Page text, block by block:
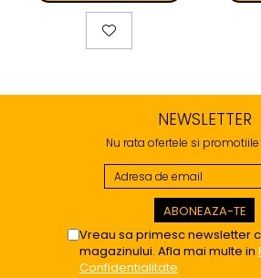
NEWSLETTER
Nu rata ofertele si
Vreau sa primesc newsletter
magazinului. Afla mai multe in
Confidentialitate